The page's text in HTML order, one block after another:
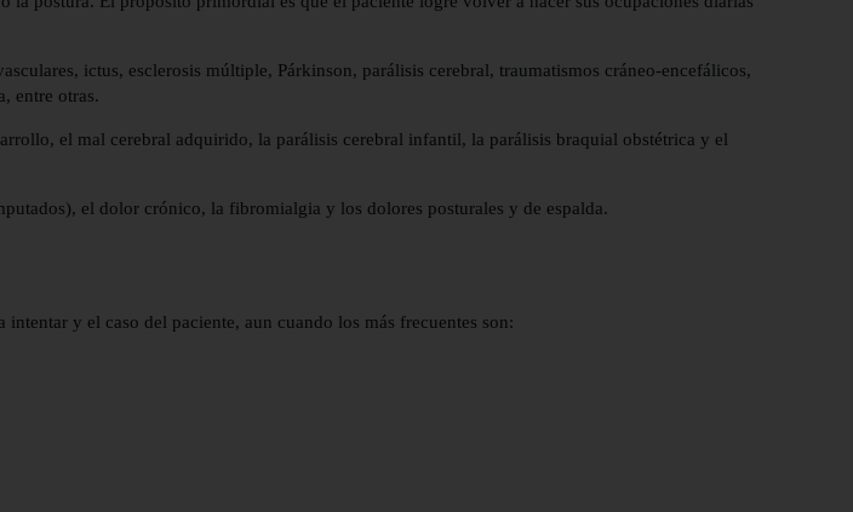
ictus, esclerosis múltiple, Párkinson, parálisis cerebral, traumatismos cráneo-encefálicos,
entre otras.
el mal cerebral adquirido, la parálisis cerebral infantil, la parálisis braquial obstétrica y el
el dolor crónico, la fibromialgia y los dolores posturales y de espalda.
y el caso del paciente, aun cuando los más frecuentes son: